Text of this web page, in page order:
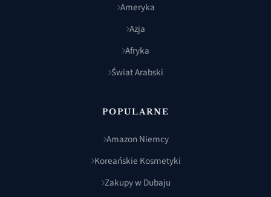
Ameryka
Azja
Afryka
Świat Arabski
POPULARNE
Amazon Niemcy
Koreańskie Kosmetyki
Zakupy w Dubaju